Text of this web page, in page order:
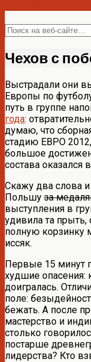
Чехов с
Выстрадали они
Европы по
путь в группе
года:
думаю, что
стадию ЕВРО
большое
состава оказался
Скажу два слова
Польшу за
выступления в
удивила та прыть,
полную корзинку
иссяк.
Первые 15 минут
худшие опасения:
доигралась.
поле:
бежать. А после
мастерство и
столько
постарше
лидерства? Кто